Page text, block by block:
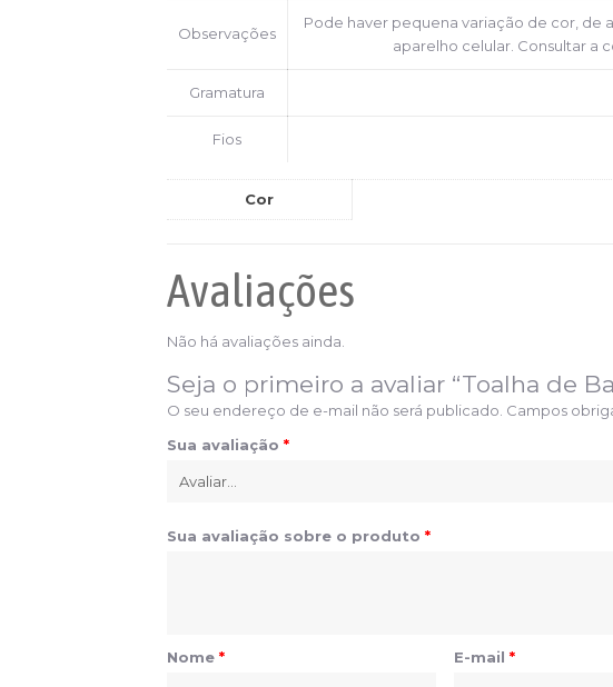
Observações
Pode haver pequena variação de cor,
aparelho celular. Consultar a
Gramatura
Fios
Cor
Avaliações
Não há avaliações ainda.
Seja o primeiro a avaliar “Toalha de
O seu endereço de e-mail não será publicado. Campos
Sua avaliação *
Sua avaliação sobre o produto *
Nome * E-mail *